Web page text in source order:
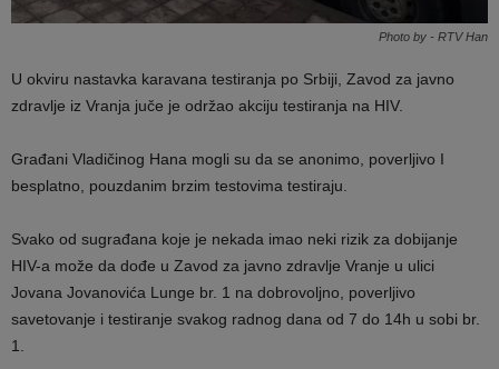
Photo by - RTV Han
U okviru nastavka karavana testiranja po Srbiji, Zavod za javno
zdravlje iz Vranja juče je održao akciju testiranja na HIV.
Građani Vladičinog Hana mogli su da se anonimo, poverljivo I
besplatno, pouzdanim brzim testovima testiraju.
Svako od sugrađana koje je nekada imao neki rizik za dobijanje
HIV-a može da dođe u Zavod za javno zdravlje Vranje u ulici
Jovana Jovanovića Lunge br. 1 na dobrovoljno, poverljivo
savetovanje i testiranje svakog radnog dana od 7 do 14h u sobi br.
1.